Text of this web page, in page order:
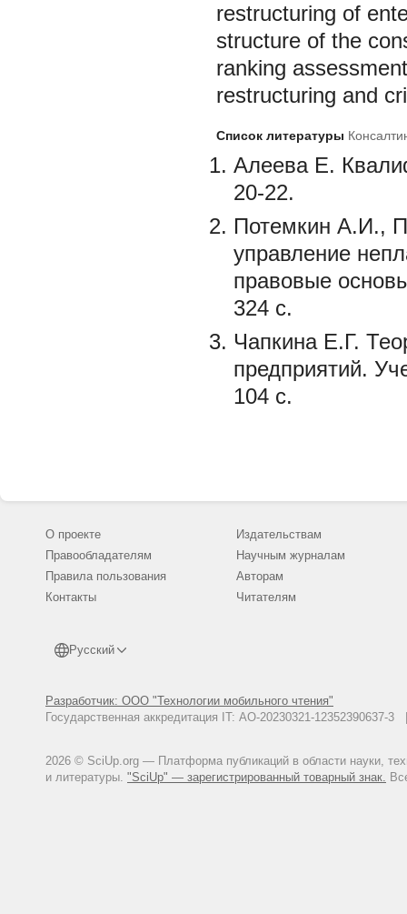
restructuring of
structure of the
ranking
restructuring and
Список литературы
Алеева Е.
20-22.
Потемкин А.И.,
управление
правовые
324 с.
Чапкина Е.Г.
предприятий.
104 с.
О проекте
Правообладателям
Правила пользования
Контакты
Русский
Разработчик: ООО "Технологии мобильного чтения"
Государственная аккредитация IT: АО-20230321-
2026 © SciUp.org — Платформа публикаций в области науки,
и литературы. "SciUp" — зарегистрированный товарный знак.
Издательствам
Научным журналам
Авторам
Читателям